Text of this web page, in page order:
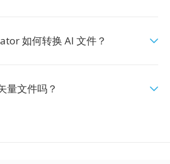
如何转换 AI 文件？
量文件吗？